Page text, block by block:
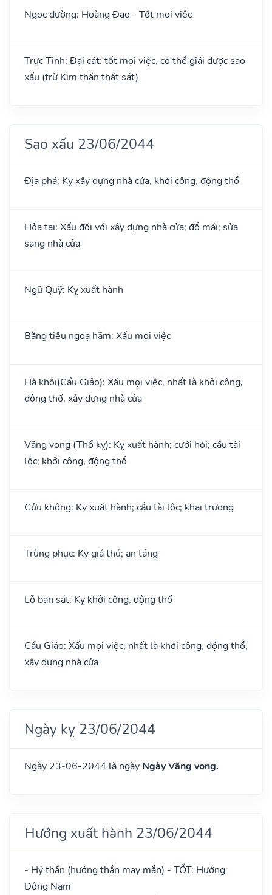
Ngọc đường: Hoàng Đạo - Tốt mọi việc
Trực Tinh: Đại cát: tốt mọi việc, có thể giải được sao
xấu (trừ Kim thần thất sát)
Sao xấu 23/06/2044
Địa phá: Kỵ xây dựng nhà cửa, khởi công, động thổ
Hỏa tai: Xấu đối với xây dựng nhà cửa; đổ mái; sửa
sang nhà cửa
Ngũ Quỹ: Kỵ xuất hành
Băng tiêu ngoạ hãm: Xấu mọi việc
Hà khôi(Cẩu Giảo): Xấu mọi việc, nhất là khởi công,
động thổ, xây dựng nhà cửa
Vãng vong (Thổ kỵ): Kỵ xuất hành; cưới hỏi; cầu tài
lộc; khởi công, động thổ
Cửu không: Kỵ xuất hành; cầu tài lộc; khai trương
Trùng phục: Kỵ giá thú; an táng
Lỗ ban sát: Kỵ khởi công, động thổ
Cẩu Giảo: Xấu mọi việc, nhất là khởi công, động thổ,
xây dựng nhà cửa
Ngày kỵ 23/06/2044
Ngày 23-06-2044 là ngày Ngày Vãng vong.
Hướng xuất hành 23/06/2044
- Hỷ thần (hướng thần may mắn) - TỐT: Hướng
Đông Nam